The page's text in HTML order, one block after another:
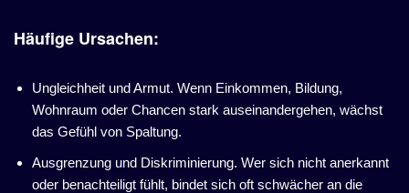
Häufige Ursachen:
Ungleichheit und Armut. Wenn Einkommen, Bildung,
Wohnraum oder Chancen stark auseinandergehen, wächst
das Gefühl von Spaltung.
Ausgrenzung und Diskriminierung. Wer sich nicht anerkannt
oder benachteiligt fühlt, bindet sich oft schwächer an die